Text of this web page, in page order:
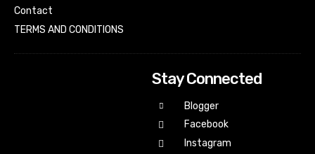
Contact
TERMS AND CONDITIONS
Stay Connected
Blogger
Facebook
Instagram